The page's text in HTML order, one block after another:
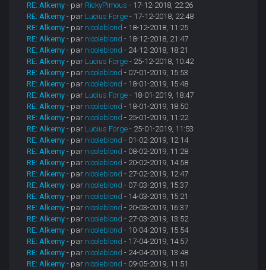
RE: Alkemy - par RickyPimous - 17-12-2018, 22:26
RE: Alkemy - par Lucius Forge - 17-12-2018, 22:48
RE: Alkemy - par nicoleblond - 18-12-2018, 11:25
RE: Alkemy - par nicoleblond - 18-12-2018, 21:47
RE: Alkemy - par nicoleblond - 24-12-2018, 18:21
RE: Alkemy - par Lucius Forge - 25-12-2018, 10:42
RE: Alkemy - par nicoleblond - 07-01-2019, 15:53
RE: Alkemy - par nicoleblond - 18-01-2019, 15:48
RE: Alkemy - par Lucius Forge - 18-01-2019, 18:47
RE: Alkemy - par nicoleblond - 18-01-2019, 18:50
RE: Alkemy - par nicoleblond - 25-01-2019, 11:22
RE: Alkemy - par Lucius Forge - 25-01-2019, 11:53
RE: Alkemy - par nicoleblond - 01-02-2019, 12:14
RE: Alkemy - par nicoleblond - 08-02-2019, 11:28
RE: Alkemy - par nicoleblond - 20-02-2019, 14:58
RE: Alkemy - par nicoleblond - 27-02-2019, 12:47
RE: Alkemy - par nicoleblond - 07-03-2019, 15:37
RE: Alkemy - par nicoleblond - 14-03-2019, 15:21
RE: Alkemy - par nicoleblond - 20-03-2019, 16:37
RE: Alkemy - par nicoleblond - 27-03-2019, 13:52
RE: Alkemy - par nicoleblond - 10-04-2019, 15:54
RE: Alkemy - par nicoleblond - 17-04-2019, 14:57
RE: Alkemy - par nicoleblond - 24-04-2019, 13:48
RE: Alkemy - par nicoleblond - 09-05-2019, 11:51